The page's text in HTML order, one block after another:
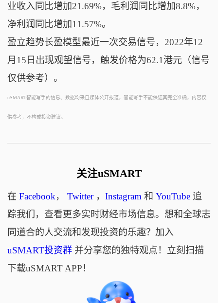
业收入同比增加21.69%，毛利润同比增加8.8%，
净利润同比增加11.57%。
盈立趋势长盈模型最近一次交易信号，2022年12
月15日出现观望信号，触发价格为62.1港元（信号
仅供参考）。
uSMART智能写手的信息、数据均来自媒体公开报道，智能写手不能保证其完全准确，内容仅
供参考，不构成投资建议。
关注uSMART
在 Facebook， Twitter， Instagram和 YouTube追
踪我们，查看更多实时财经市场信息。想和全球志
同道合的人交流和发现投资的乐趣？加入
uSMART投资群并分享您的独特观点！立刻扫描
下载uSMART APP！